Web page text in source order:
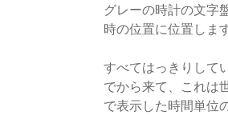
グレーの時計の文字
時の位置に位置します
すべてはっきりして
でから来て、これは
で表示した時間単位